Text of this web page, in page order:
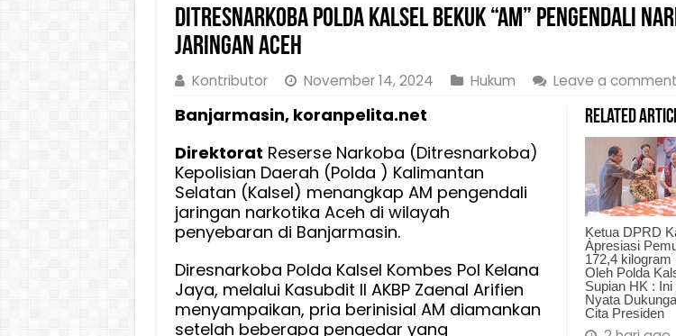
Ditresnarkoba Polda Kalsel Bekuk “AM” Pengendali
Jaringan Aceh
Kontributor November 14, 2024 Hukum Leave a comment
Related
Ķetua DPRD
Apresiasi
172,4 kilogram
Oleh Polda
Supian HK : Ini
Nyata
Cita Presiden
Banjarmasin, koranpelita.net
Direktorat Reserse Narkoba (Ditresnarkoba)
Kepolisian Daerah (Polda ) Kalimantan
Selatan (Kalsel) menangkap AM pengendali
jaringan narkotika Aceh di wilayah
penyebaran di Banjarmasin.
Diresnarkoba Polda Kalsel Kombes Pol Kelana
Jaya, melalui Kasubdit II AKBP Zaenal Arifien
menyampaikan, pria berinisial AM diamankan
setelah beberapa pengedar yang